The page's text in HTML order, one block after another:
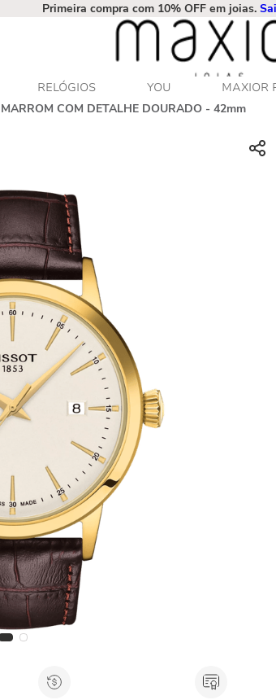
Primeira compra com 10% OFF em joias.
RELÓGIOS YOU MAXIOR
COM DETALHE DOURADO - 42mm